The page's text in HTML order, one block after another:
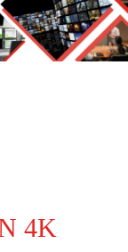
4K